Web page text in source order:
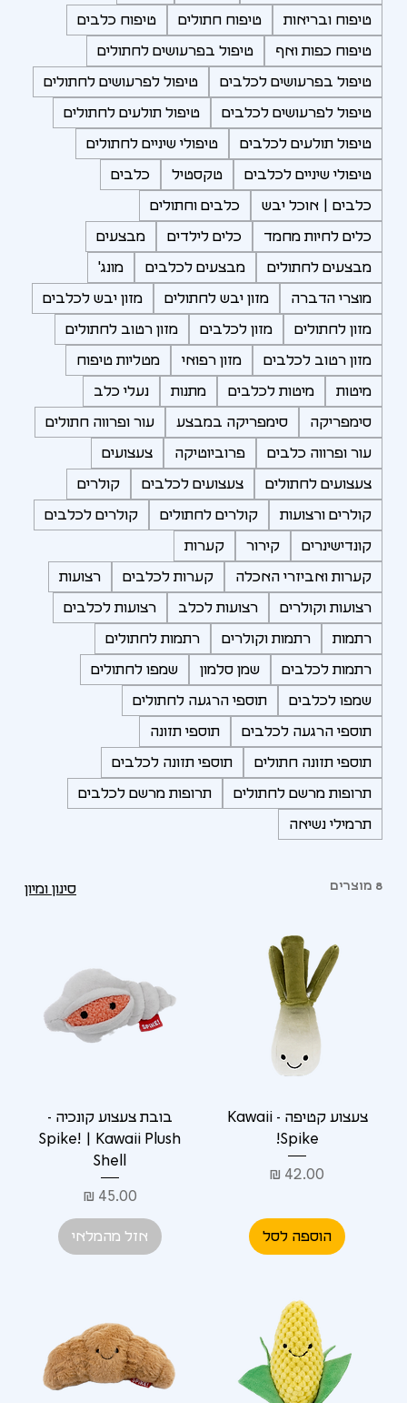
טיפוח ובריאות טיפוח חתולים טיפוח כלבים
טיפוח כפות ואף טיפול בפרעושים לחתולים
טיפול בפרעושים לכלבים טיפול לפרעושים לחתולים
טיפול לפרעושים לכלבים טיפול תולעים לחתולים
טיפול תולעים לכלבים טיפולי שיניים לחתולים
טיפולי שיניים לכלבים טקסטיל כלבים
כלבים | אוכל יבש כלבים וחתולים
כלים לחיות מחמד כלים לילדים מבצעים
מבצעים לחתולים מבצעים לכלבים מונג'
מוצרי הדברה מזון יבש לחתולים מזון יבש לכלבים
מזון לחתולים מזון לכלבים מזון רטוב לחתולים
מזון רטוב לכלבים מזון רפואי מטליות טיפוח
מיטות מיטות לכלבים מתנות נעלי כלב
סימפריקה סימפריקה במבצע עור ופרווה חתולים
עור ופרווה כלבים פרוביוטיקה צעצועים
צעצועים לחתולים צעצועים לכלבים קולרים
קולרים ורצועות קולרים לחתולים קולרים לכלבים
קונדישינרים קירור קערות
קערות ואביזרי האכלה קערות לכלבים רצועות
רצועות וקולרים רצועות לכלב רצועות לכלבים
רתמות רתמות וקולרים רתמות לחתולים
רתמות לכלבים שמן סלמון שמפו לחתולים
שמפו לכלבים תוספי הרגעה לחתולים
תוספי הרגעה לכלבים תוספי תזונה
תוספי תזונה חתולים תוספי תזונה לכלבים
תרופות מרשם לחתולים תרופות מרשם לכלבים
תרמילי נשיאה
8 מוצרים סינון ומיון
צעצוע קטיפה Kawaii -
Spike!
מחיר
הוספה לסל
בובת צעצוע קונכיה -
Spike! | Kawaii Plush
Shell
מחיר
אזל מהמלאי